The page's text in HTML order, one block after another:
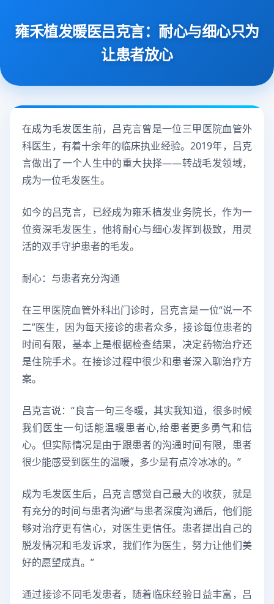
雍禾植发暖医吕克言：耐心与细心只为
让患者放心
在成为毛发医生前，吕克言曾是一位三甲医院血管外
科医生，有着十余年的临床执业经验。2019年，吕克
言做出了一个人生中的重大抉择——转战毛发领域，
成为一位毛发医生。
如今的吕克言，已经成为雍禾植发业务院长，作为一
位资深毛发医生，他将耐心与细心发挥到极致，用灵
活的双手守护患者的毛发。
耐心：与患者充分沟通
在三甲医院血管外科出门诊时，吕克言是一位“说一不
二”医生，因为每天接诊的患者众多，接诊每位患者的
时间有限，基本上是根据检查结果，决定药物治疗还
是住院手术。在接诊过程中很少和患者深入聊治疗方
案。
吕克言说：“良言一句三冬暖，其实我知道，很多时候
我们医生一句话能温暖患者心,给患者更多勇气和信
心。但实际情况是由于跟患者的沟通时间有限，患者
很少能感受到医生的温暖，多少是有点冷冰冰的。”
成为毛发医生后，吕克言感觉自己最大的收获，就是
有充分的时间与患者沟通“与患者深度沟通后，他们能
够对治疗更有信心，对医生更信任。患者提出自己的
脱发情况和毛发诉求，我们作为医生，努力让他们美
好的愿望成真。”
通过接诊不同毛发患者，随着临床经验日益丰富，吕